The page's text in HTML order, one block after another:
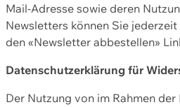
Mail-Adresse sowie deren
Newsletters können Sie
den «Newsletter abbestellen»
Datenschutzerklärung für
Der Nutzung von im Rahmen